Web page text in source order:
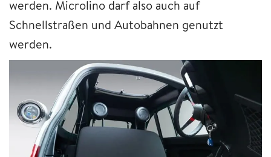
werden. Microlino darf also auch auf
Schnellstraßen und Autobahnen genutzt
werden.